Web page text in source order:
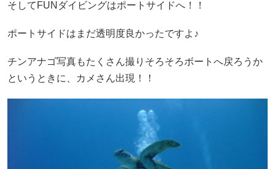
そしてFUNダイビングはポートサイドへ！！
ポートサイドはまだ透明度良かったですよ♪
チンアナゴ写真もたくさん撮りそろそろボートへ戻ろうか
というときに、カメさん出現！！